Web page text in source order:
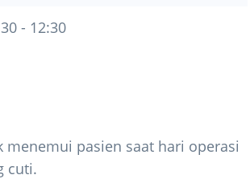
- 12:30
menemui pasien saat hari operasi
cuti.